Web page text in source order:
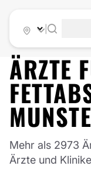
ÄRZTE
Mehr als 2973
Ärzte und